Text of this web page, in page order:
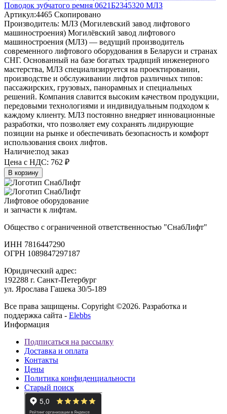
Поводок зубчатого ремня 0621Б2345320 МЛЗ
Артикул:4465 Скопировано
Производитель: МЛЗ (Могилевский завод лифтового
машиностроения) Могилёвский завод лифтового
машиностроения (МЛЗ) — ведущий производитель
современного лифтового оборудования в Беларуси и странах
СНГ. Основанный на базе богатых традиций инженерного
мастерства, МЛЗ специализируется на проектировании,
производстве и обслуживании лифтов различных типов:
пассажирских, грузовых, панорамных и специальных
решений. Компания славится высоким качеством продукции,
передовыми технологиями и индивидуальным подходом к
каждому клиенту. МЛЗ постоянно внедряет инновационные
разработки, что позволяет ему сохранять лидирующие
позиции на рынке и обеспечивать безопасность и комфорт
использования своих лифтов.
Наличие:под заказ
Цена с НДС: 762 ₽
В корзину
Лифтовое оборудование
и запчасти к лифтам.
Общество с ограниченной ответственностью "СнабЛифт"
ИНН 7816447290
ОГРН 1089847297187
Юридический адрес:
192288 г. Санкт-Петербург
ул. Ярослава Гашека 30/5-189
Все права защищены. Copyright ©2026. Разработка и
поддержка сайта - Elebbs
Информация
Подписаться на рассылку
Доставка и оплата
Контакты
Цены
Политика конфиденциальности
Старый поиск